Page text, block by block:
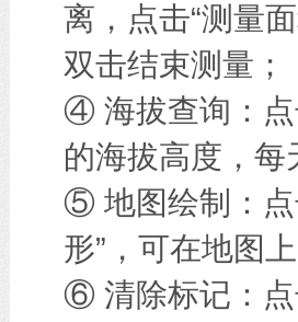
离，点击“测量
双击结束测量；
④ 海拔查询：点
的海拔高度，
⑤ 地图绘制：点
形”，可在地图
⑥ 清除标记：点